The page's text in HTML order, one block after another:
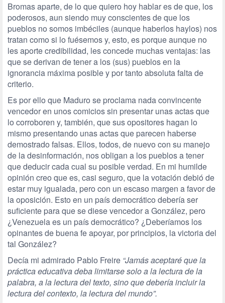
Bromas aparte, de lo que quiero hoy hablar es de que, los
poderosos, aun siendo muy conscientes de que los
pueblos no somos imbéciles (aunque haberlos haylos) nos
tratan como si lo fuésemos y, esto, es porque aunque no
les aporte credibilidad, les concede muchas ventajas: las
que se derivan de tener a los (sus) pueblos en la
ignorancia máxima posible y por tanto absoluta falta de
criterio.
Es por ello que Maduro se proclama nada convincente
vencedor en unos comicios sin presentar unas actas que
lo corroboren y, también, que sus opositores hagan lo
mismo presentando unas actas que parecen haberse
demostrado falsas. Ellos, todos, de nuevo con su manejo
de la desinformación, nos obligan a los pueblos a tener
que deducir cada cual su posible verdad. En mi humilde
opinión creo que es, casi seguro, que la votación debió de
estar muy igualada, pero con un escaso margen a favor de
la oposición. Esto en un país democrático debería ser
suficiente para que se diese vencedor a González, pero
¿Venezuela es un país democrático? ¿Deberíamos los
opinantes de buena fe apoyar, por principios, la victoria del
tal González?
Decía mi admirado Pablo Freire “Jamás aceptaré que la
práctica educativa deba limitarse solo a la lectura de la
palabra, a la lectura del texto, sino que debería incluir la
lectura del contexto, la lectura del mundo”.